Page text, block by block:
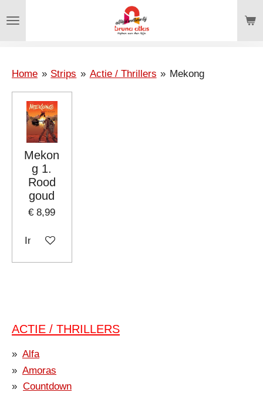
direct
hoofdinhoud
Home » Strips » Actie / Thrillers » Mekong
Mekon
g 1.
Rood
goud
€ 8,99
In winkelwagen
ACTIE / THRILLERS
Alfa
Amoras
Countdown